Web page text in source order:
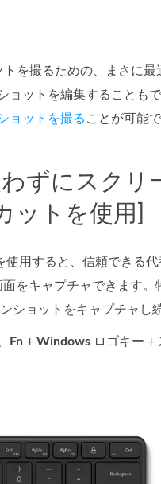
を撮るための、まさに
ョットを編集することも
ョットを撮る ことが可能で
ずにスクリ
ットを使用]
用すると、信頼できる
をキャプチャできます。
ショットをキャプチャし
Fn + Windows ロゴキー +